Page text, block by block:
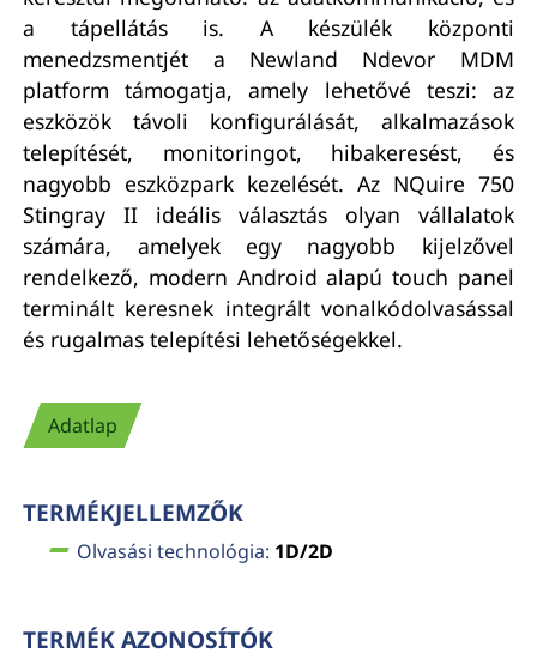
a tápellátás is. A készülék központi
menedzsmentjét a Newland Ndevor MDM
platform támogatja, amely lehetővé teszi: az
eszközök távoli konfigurálását, alkalmazások
telepítését, monitoringot, hibakeresést, és
nagyobb eszközpark kezelését. Az NQuire 750
Stingray II ideális választás olyan vállalatok
számára, amelyek egy nagyobb kijelzővel
rendelkező, modern Android alapú touch panel
terminált keresnek integrált vonalkódolvasással
és rugalmas telepítési lehetőségekkel.
Adatlap
TERMÉKJELLEMZŐK
Olvasási technológia: 1D/2D
TERMÉK AZONOSÍTÓK